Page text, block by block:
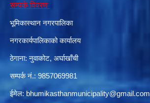
सम्पर्क विवरण
भूमिकास्थान नगरपालिका
नगरकार्यपालिकाको कार्यालय
ठेगाना: नुवाकोट, अर्घाखाँची
सम्पर्क नं.: 9857069981
ईमेल: bhumikasthanmunicipality@gmail.com